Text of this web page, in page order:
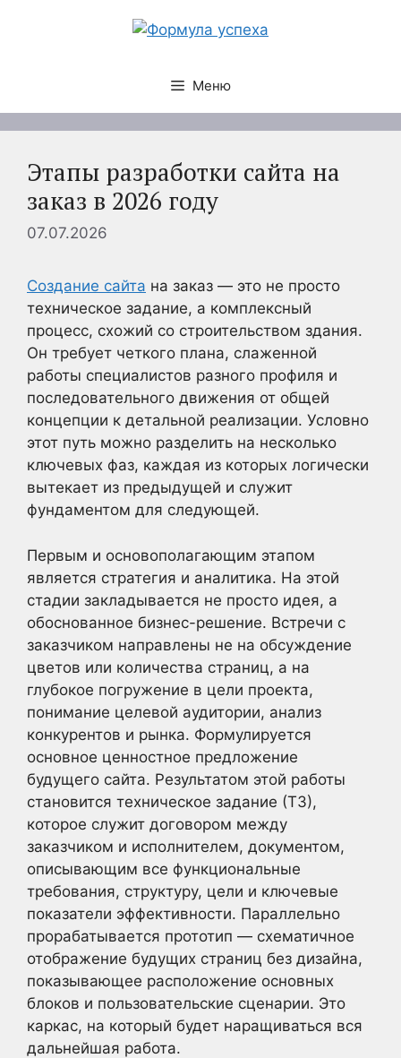
Меню
Этапы разработки сайта на
заказ в 2026 году
07.07.2026
Создание сайта на заказ — это не просто
техническое задание, а комплексный
процесс, схожий со строительством здания.
Он требует четкого плана, слаженной
работы специалистов разного профиля и
последовательного движения от общей
концепции к детальной реализации. Условно
этот путь можно разделить на несколько
ключевых фаз, каждая из которых логически
вытекает из предыдущей и служит
фундаментом для следующей.
Первым и основополагающим этапом
является стратегия и аналитика. На этой
стадии закладывается не просто идея, а
обоснованное бизнес-решение. Встречи с
заказчиком направлены не на обсуждение
цветов или количества страниц, а на
глубокое погружение в цели проекта,
понимание целевой аудитории, анализ
конкурентов и рынка. Формулируется
основное ценностное предложение
будущего сайта. Результатом этой работы
становится техническое задание (ТЗ),
которое служит договором между
заказчиком и исполнителем, документом,
описывающим все функциональные
требования, структуру, цели и ключевые
показатели эффективности. Параллельно
прорабатывается прототип — схематичное
отображение будущих страниц без дизайна,
показывающее расположение основных
блоков и пользовательские сценарии. Это
каркас, на который будет наращиваться вся
дальнейшая работа.